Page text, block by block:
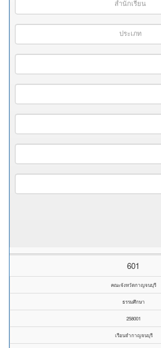
สำนักเรียน
ประเภท
601
คณะจังหวัดกาญจนบุรี
ธรรมศึกษา
258001
เรือนจำกาญจนบุรี